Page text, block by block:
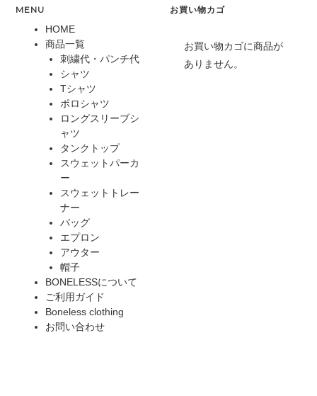
MENU
HOME
商品一覧
刺繍代・パンチ代
シャツ
Tシャツ
ポロシャツ
ロングスリーブシ
ャツ
タンクトップ
スウェットパーカ
ー
スウェットトレー
ナー
バッグ
エプロン
アウター
帽子
BONELESSについて
ご利用ガイド
Boneless clothing
お問い合わせ
お買い物カゴ
お買い物カゴに商品が
ありません。